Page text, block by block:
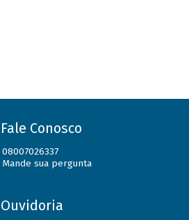
Fale Conosco
08007026337
Mande sua pergunta
Ouvidoria